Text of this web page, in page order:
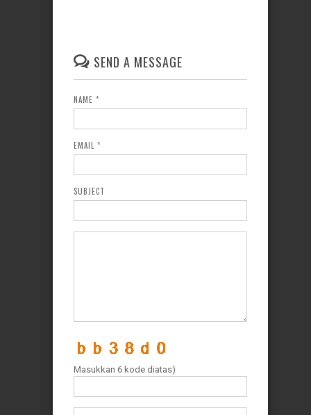
SEND A MESSAGE
NAME *
EMAIL *
SUBJECT
Masukkan 6 kode diatas)